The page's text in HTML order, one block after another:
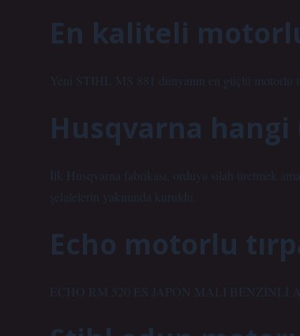
En kaliteli
Yeni STIHL MS 881 dünyanın en güçlü motorlu
Husqvarna
İlk Husqvarna fabrikası, orduya silah üretmek
şelalelerin yakınında kuruldu.
Echo motorlu
ECHO RM 520 ES JAPON MALI BENZİNLİ